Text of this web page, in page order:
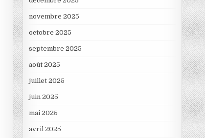
novembre 2025
octobre 2025
septembre 2025
août 2025
juillet 2025
juin 2025
mai 2025
avril 2025